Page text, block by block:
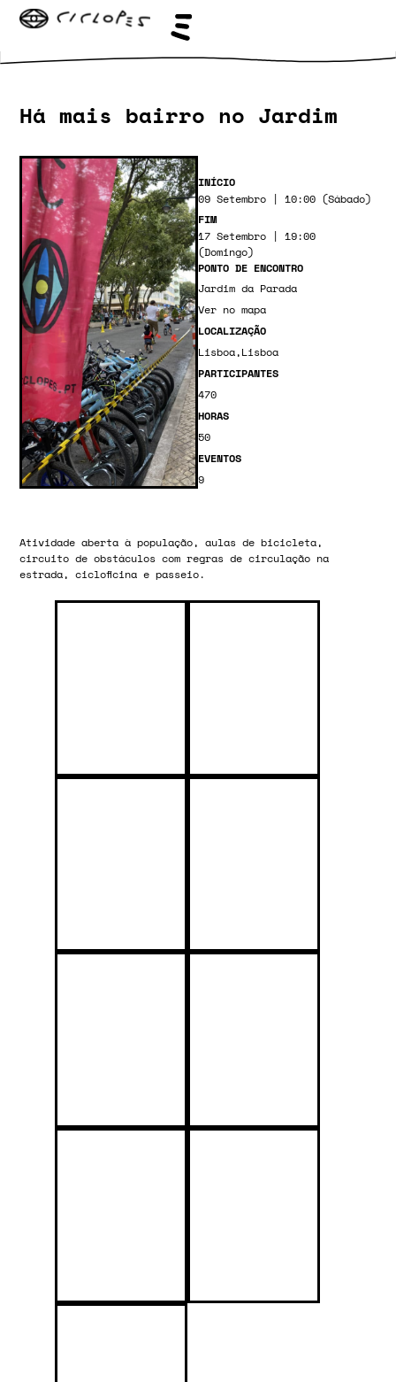
Há mais bairro no Jardim
INÍCIO
09 Setembro | 10:00 (Sábado)
FIM
17 Setembro | 19:00
(Domingo)
PONTO DE ENCONTRO
Jardim da Parada
Ver no mapa
LOCALIZAÇÃO
Lisboa,Lisboa
PARTICIPANTES
470
HORAS
50
EVENTOS
9
Atividade aberta à população, aulas de bicicleta,
circuito de obstáculos com regras de circulação na
estrada, cicloficina e passeio.